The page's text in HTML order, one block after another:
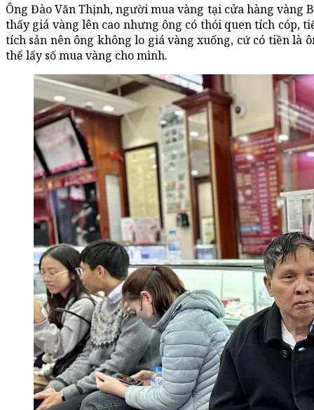
Ông Đào Văn Thịnh, người mua vàng tại cửa hàng vàng
thấy giá vàng lên cao nhưng ông có thói quen tích cóp,
tích sản nên ông không lo giá vàng xuống, cứ có tiền là
thể lấy số mua vàng cho mình.